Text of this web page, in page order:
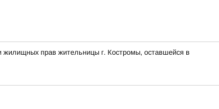
жилищных прав жительницы г. Костромы, оставшейся в